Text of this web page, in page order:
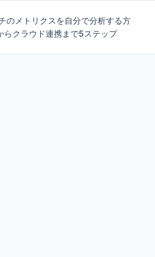
のメトリクスを自分で分析する方
らクラウド連携まで5ステップ